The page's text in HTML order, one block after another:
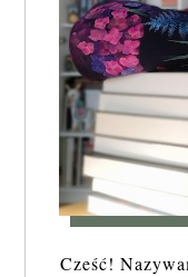
Cześć!